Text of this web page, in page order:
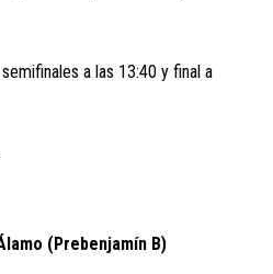
a las 13:40 y final a
(Prebenjamín B)